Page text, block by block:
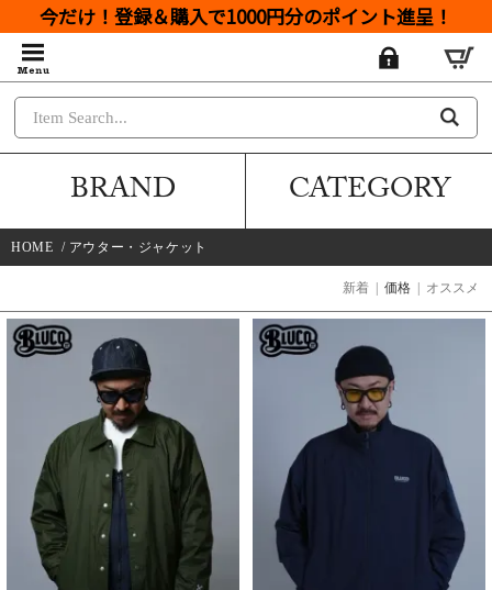
今だけ！登録＆購入で1000円分のポイント進呈！
BRAND CATEGORY
HOME / アウター・ジャケット
新着 価格 オススメ